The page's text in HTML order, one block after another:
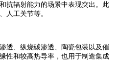
抗辐射能力的场景中表现突出。此
人工关节等。
、纵烧碳渗透、陶瓷包装以及催
性和较高热导率，也用于制造集成